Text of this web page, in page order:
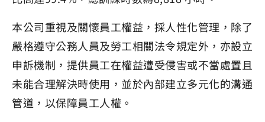
本公司重視及關懷員工權益，採人性化管理，除了
嚴格遵守公務人員及勞工相關法令規定外，亦設立
申訴機制，提供員工在權益遭受侵害或不當處置且
未能合理解決時使用，並於內部建立多元化的溝通
管道，以保障員工人權。